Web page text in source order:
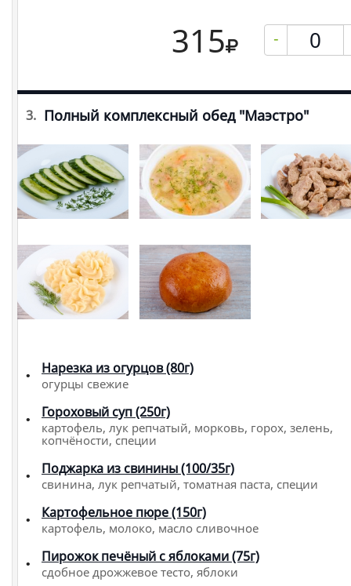
315 -
3. Полный комплексный обед "Маэстро"
Нарезка из огурцов (80г)
огурцы свежие
Гороховый суп (250г)
картофель, лук репчатый, морковь, горох, зелень,
копчёности, специи
Поджарка из свинины (100/35г)
свинина, лук репчатый, томатная паста, специи
Картофельное пюре (150г)
картофель, молоко, масло сливочное
Пирожок печёный с яблоками (75г)
сдобное дрожжевое тесто, яблоки